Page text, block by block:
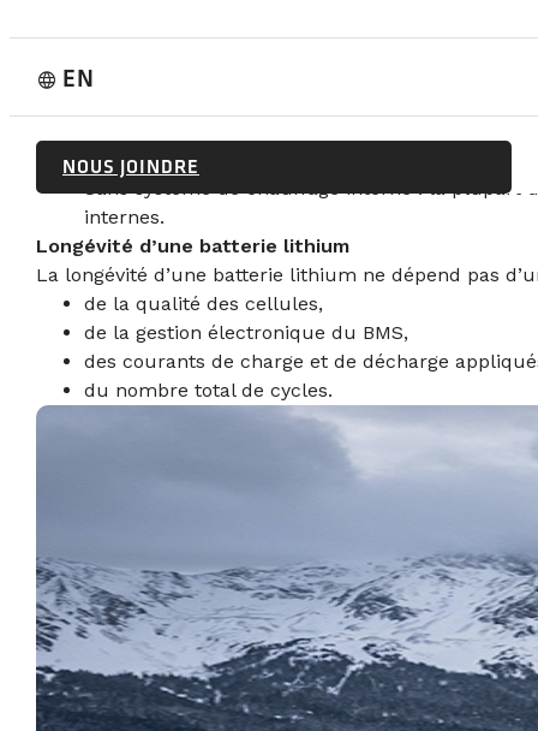
language EN
NOUS JOINDRE
critère à s’assurer avant de commander des
Le BMS n’utilise pas l’énergie de la batterie
Le BMS bloque la charge tant que la
Sans système de chauffage interne : la plupart
internes.
Longévité d’une batterie lithium
La longévité d’une batterie lithium ne dépend pas
de la qualité des cellules,
de la gestion électronique du BMS,
des courants de charge et de décharge
du nombre total de cycles.